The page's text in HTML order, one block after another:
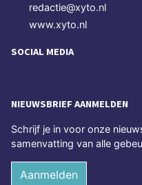
redactie@xyto.nl
www.xyto.nl
SOCIAL MEDIA
NIEUWSBRIEF AANMELDEN
Schrijf je in voor onze
samenvatting van alle
Aanmelden